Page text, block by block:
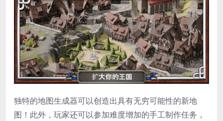
独特的地图生成器可以创造出具有无穷可能性的新地
图！此外，玩家还可以参加难度增加的手工制作任务，